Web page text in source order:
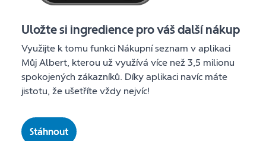
Uložte si ingredience pro váš další nákup
Využijte k tomu funkci Nákupní seznam v aplikaci
Můj Albert, kterou už využívá více než 3,5 milionu
spokojených zákazníků. Díky aplikaci navíc máte
jistotu, že ušetříte vždy nejvíc!
Stáhnout